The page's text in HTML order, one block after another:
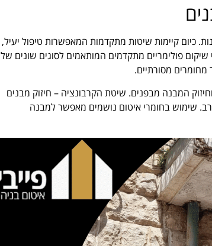
כיום קיימות שיטות מתקדמות המאפשרות טיפול יעיל,
פולימריים מתקדמים המותאמים לסוגים שונים של
מחומרים מסורתיים.
המבנה מבפנים. שיטת הקרבונציה – חיזוק מבנים
שימוש בחומרי איטום נושמים מאפשר למבנה